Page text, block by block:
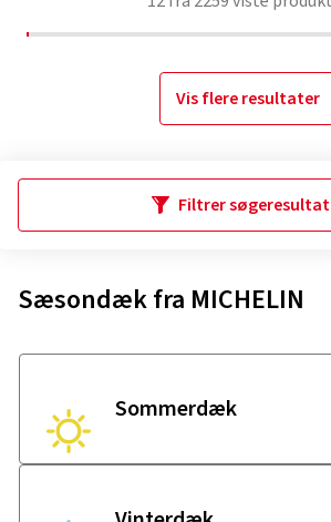
Vis flere resultater
Filtrer
Sæsondæk fra MICHELIN
Sommerdæk